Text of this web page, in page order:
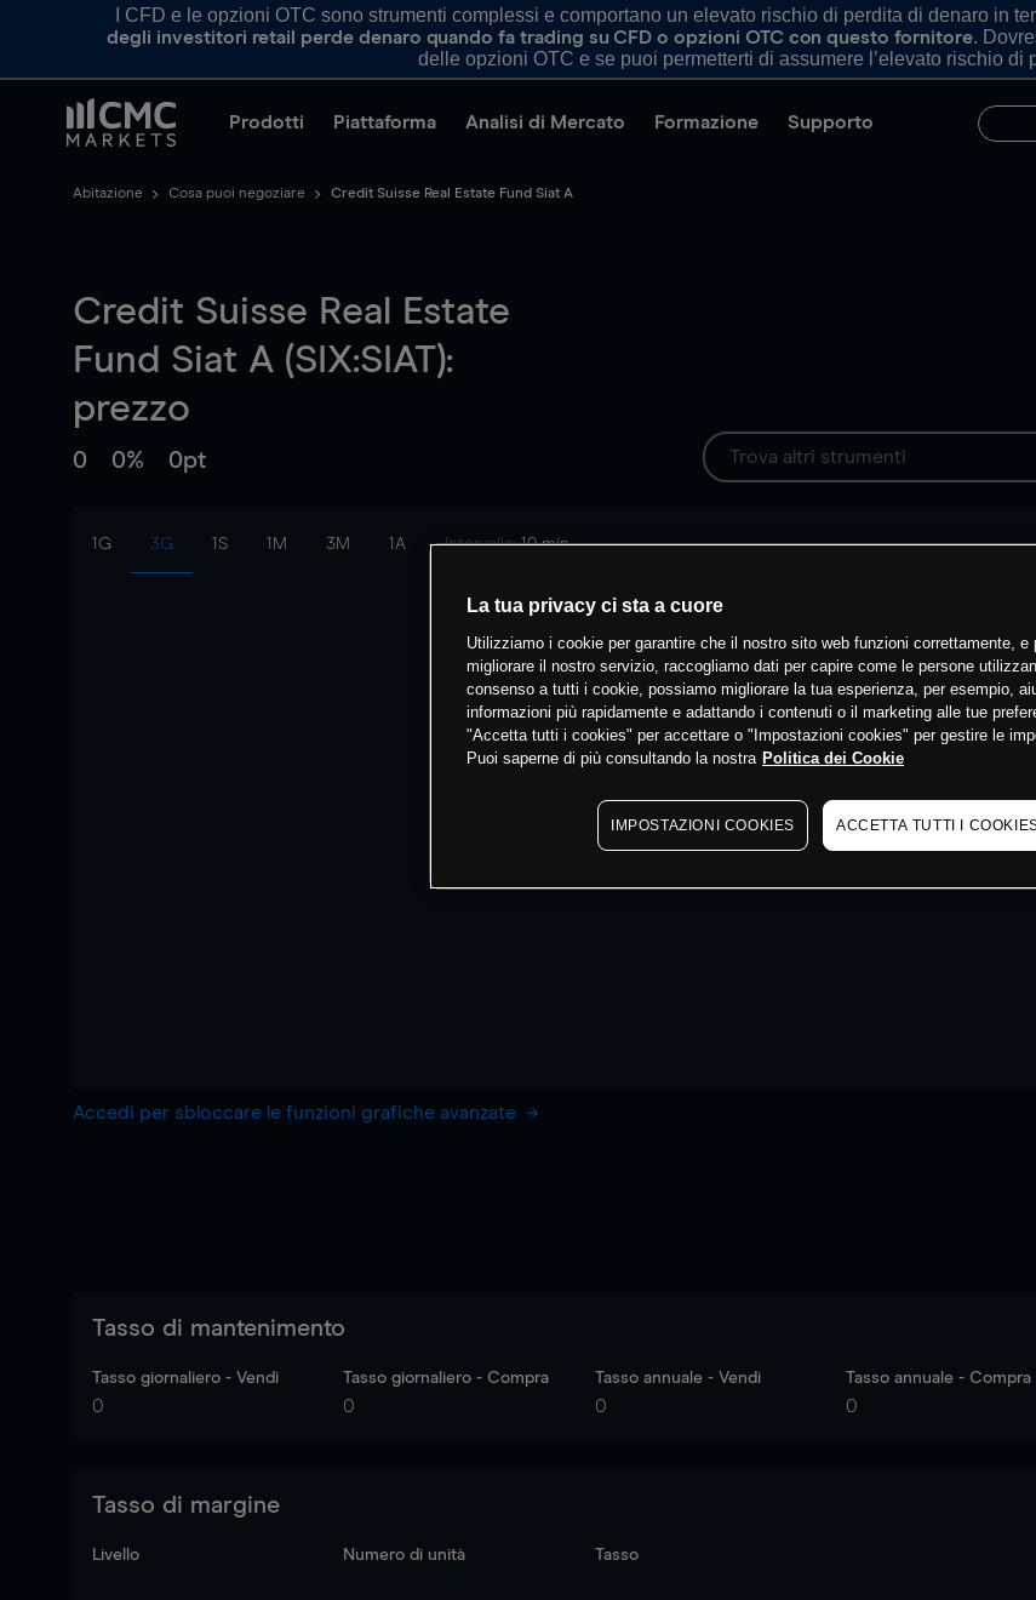
I CFD e le opzioni OTC sono strumenti complessi e comportano un elevato rischio di perdita di denaro in
degli investitori retail perde denaro quando fa trading su CFD o opzioni OTC con questo fornitore.
delle opzioni OTC e se puoi permetterti di assumere l’elevato rischio di
Prodotti Piattaforma Analisi di Mercato Formazione Supporto
Abitazione Cosa puoi negoziare Credit Suisse Real Estate Fund Siat A
Credit Suisse Real Estate
Fund Siat A (SIX:SIAT):
prezzo
0 0% 0pt
1G 3G 1S 1M 3M 1A Intervallo:10 min
Accedi per sbloccare le funzioni grafiche avanzate
Tasso di mantenimento
Tasso giornaliero - Vendi
0
Tasso giornaliero - Compra
0
Tasso annuale - Vendi
0
Tasso annuale - Compra
0
Tasso di margine
Livello Numero di unità Tasso
La tua privacy ci sta a cuore
Utilizziamo i cookie per garantire che il nostro sito web funzioni correttamente, e
migliorare il nostro servizio, raccogliamo dati per capire come le persone
consenso a tutti i cookie, possiamo migliorare la tua esperienza, per esempio,
informazioni più rapidamente e adattando i contenuti o il marketing alle tue
"Accetta tutti i cookies" per accettare o "Impostazioni cookies" per gestire le
Puoi saperne di più consultando la nostra Politica dei Cookie
IMPOSTAZIONI COOKIES ACCETTA TUTTI I